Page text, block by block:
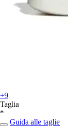
+9
Taglia
*
Guida alle taglie